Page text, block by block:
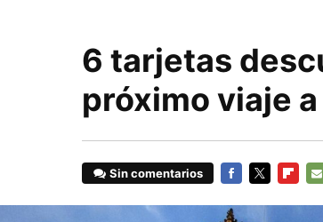
6 tarjetas
próximo viaje
Sin comentarios